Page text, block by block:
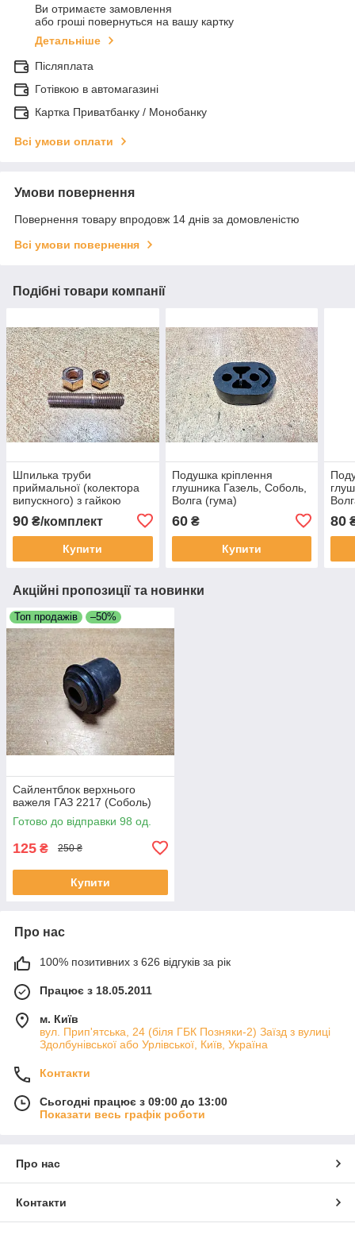
Ви отримаєте замовлення
або гроші повернуться на вашу картку
Детальніше
Післяплата
Готівкою в автомагазині
Картка Приватбанку / Монобанку
Всі умови оплати
Умови повернення
Повернення товару впродовж 14 днів за домовленістю
Всі умови повернення
Подібні товари компанії
Шпилька труби
приймальної (колектора
випускного) з гайкою
Газель, Соболь, Волга 55
мм (гайка під ключ 14 або
17)
90 ₴/комплект
Купити
Подушка кріплення
глушника Газель, Соболь,
Волга (гума)
60₴
Купити
80
Акційні пропозиції та новинки
Топ продажів –50%
Сайлентблок верхнього
важеля ГАЗ 2217 (Соболь)
Готово до відправки 98 од.
125 ₴ 250 ₴
Купити
Про нас
100% позитивних з 626 відгуків за рік
Працює з 18.05.2011
м. Київ
вул. Прип'ятська, 24 (біля ГБК Позняки-2) Заїзд з вулиці
Здолбунівської або Урлівської, Київ, Україна
Контакти
Сьогодні працює з 09:00 до 13:00
Показати весь графік роботи
Про нас
Контакти